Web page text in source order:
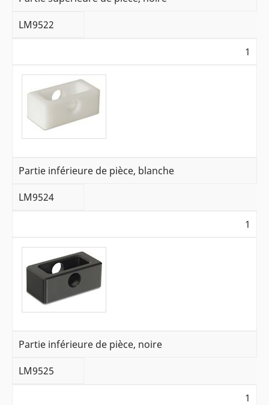
LM9522
1
Partie inférieure de pièce, blanche
LM9524
1
Partie inférieure de pièce, noire
LM9525
1